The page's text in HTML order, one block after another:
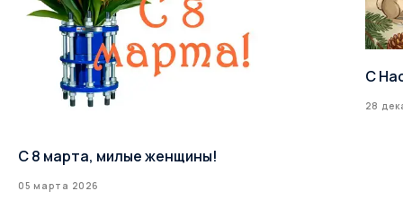
С 8 марта, милые женщины!
05 марта 2026
С
28